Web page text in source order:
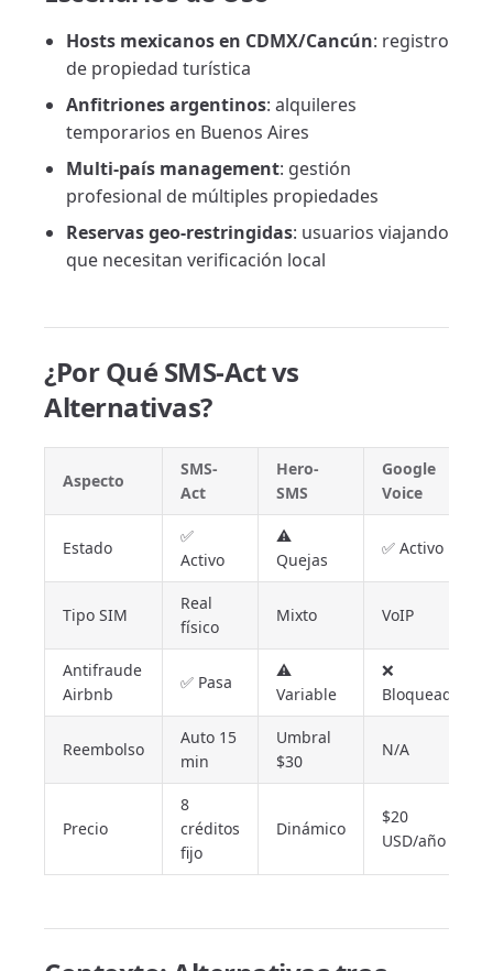
Hosts mexicanos en CDMX/Cancún: registro
de propiedad turística
Anfitriones argentinos: alquileres
temporarios en Buenos Aires
Multi-país management: gestión
profesional de múltiples propiedades
Reservas geo-restringidas: usuarios viajando
que necesitan verificación local
¿Por Qué SMS-Act vs
Alternativas?
Aspecto
SMS-
Act
Hero-
SMS
Google
Voice
Estado
✅
Activo
⚠️
Quejas
✅ Activo
Tipo SIM
Real
físico
Mixto VoIP
Antifraude
Airbnb
✅ Pasa
⚠️
Variable
❌
Bloqueado
Reembolso
Auto 15
min
Umbral
$30
N/A
Precio
8
créditos
fijo
Dinámico
$20
USD/año